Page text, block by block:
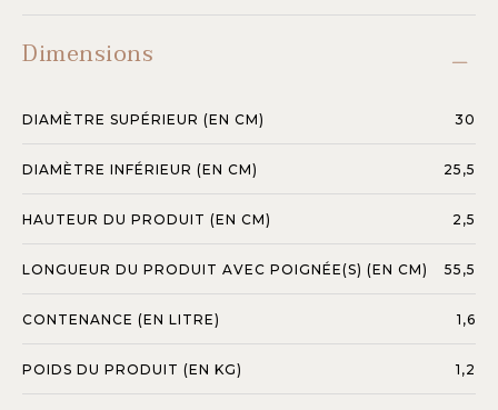
Dimensions
DIAMÈTRE SUPÉRIEUR (EN CM) 30
DIAMÈTRE INFÉRIEUR (EN CM) 25,5
HAUTEUR DU PRODUIT (EN CM) 2,5
LONGUEUR DU PRODUIT AVEC POIGNÉE(S) (EN CM) 55,5
CONTENANCE (EN LITRE) 1,6
POIDS DU PRODUIT (EN KG) 1,2